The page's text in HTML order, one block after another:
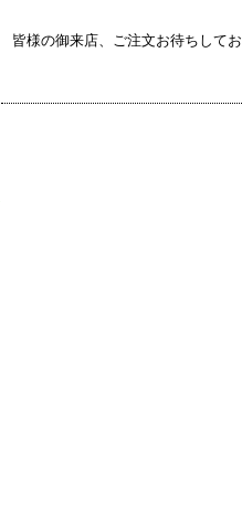
皆様の御来店、ご注文お待ちして